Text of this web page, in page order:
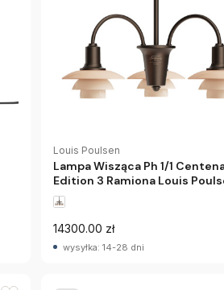
Louis Poulsen
Lampa Wisząca Ph 1/1
Edition 3 Ramiona Louis
14300.00 zł
wysyłka: 14-28 dni